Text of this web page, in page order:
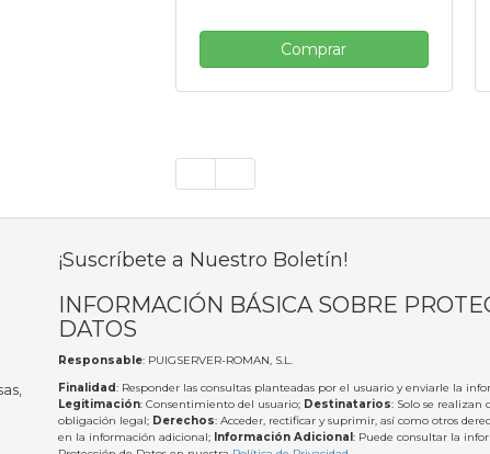
Comprar
¡Suscríbete a Nuestro Boletín!
INFORMACIÓN BÁSICA SOBRE
DATOS
Responsable: PUIGSERVER-ROMAN, S.L.
Finalidad: Responder las consultas planteadas por el usuario y enviarle la
Legitimación: Consentimiento del usuario; Destinatarios: Solo se realizan
obligación legal; Derechos: Acceder, rectificar y suprimir, así como otros
en la información adicional; Información Adicional: Puede consultar la